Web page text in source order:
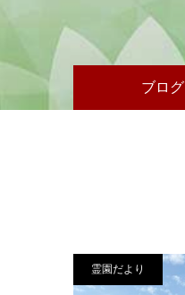
ブログ
霊園だより